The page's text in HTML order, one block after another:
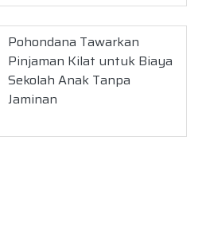
Pohondana Tawarkan
Pinjaman Kilat untuk Biaya
Sekolah Anak Tanpa
Jaminan